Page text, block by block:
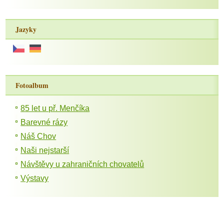
Jazyky
Fotoalbum
85 let u př. Menčíka
Barevné rázy
Náš Chov
Naši nejstarší
Návštěvy u zahraničních chovatelů
Výstavy